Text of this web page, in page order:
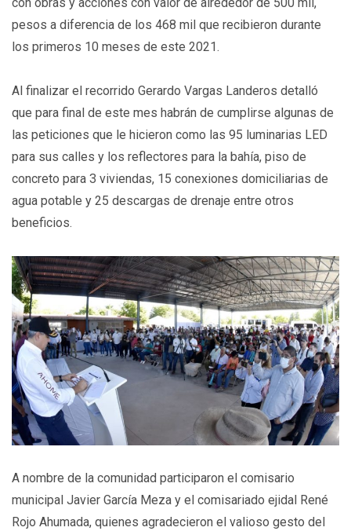
pesos a diferencia de los 468 mil que recibieron durante
los primeros 10 meses de este 2021.
Al finalizar el recorrido Gerardo Vargas Landeros detalló
que para final de este mes habrán de cumplirse algunas de
las peticiones que le hicieron como las 95 luminarias LED
para sus calles y los reflectores para la bahía, piso de
concreto para 3 viviendas, 15 conexiones domiciliarias de
agua potable y 25 descargas de drenaje entre otros
beneficios.
A nombre de la comunidad participaron el comisario
municipal Javier García Meza y el comisariado ejidal René
Rojo Ahumada, quienes agradecieron el valioso gesto del